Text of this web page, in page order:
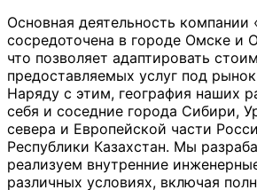
Основная деятельность
сосредоточена в городе Омске и
что позволяет адаптировать
предоставляемых услуг под
Наряду с этим, география наших
себя и соседние города Сибири,
севера и Европейской части
Республики Казахстан. Мы
реализуем внутренние
различных условиях, включая